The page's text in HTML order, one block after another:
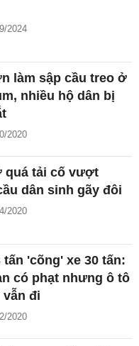
2024
làm sập cầu treo ở
nhiều hộ dân bị
2020
quá tải cố vượt
dân sinh gãy đôi
2020
tấn 'cõng' xe 30 tấn:
có phạt nhưng ô tô
vẫn đi
2020